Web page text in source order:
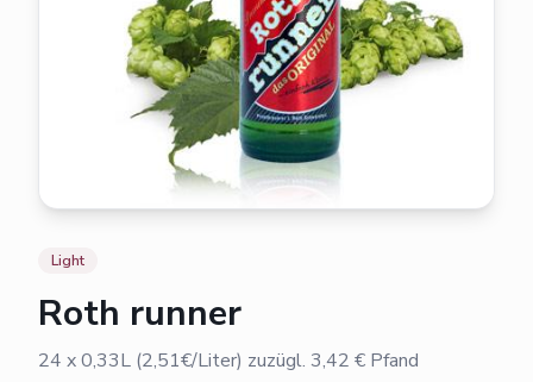
Light
Roth runner
24 x 0,33L (2,51€/Liter) zuzügl. 3,42 € Pfand